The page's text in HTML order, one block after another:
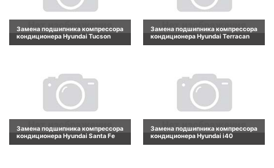
Замена подшипника компрессора
кондиционера Hyundai Tucson
Замена подшипника компрессора
кондиционера Hyundai Terracan
Замена подшипника компрессора
кондиционера Hyundai Santa Fe
Замена подшипника компрессора
кондиционера Hyundai i40